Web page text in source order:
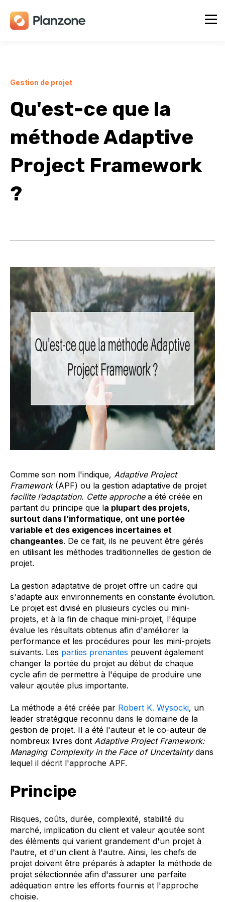
Gestion de projet
Qu'est-ce que la
méthode Adaptive
Project Framework
?
Comme son nom l'indique, Adaptive Project
Framework(APF) ou la gestion adaptative de projet
facilite l’adaptation. Cette approche a été créée en
partant du principe que la plupart des projets,
surtout dans l'informatique, ont une portée
variable et des exigences incertaines et
changeantes. De ce fait, ils ne peuvent être gérés
en utilisant les méthodes traditionnelles de gestion de
projet.
La gestion adaptative de projet offre un cadre qui
s'adapte aux environnements en constante évolution.
Le projet est divisé en plusieurs cycles ou mini-
projets, et à la fin de chaque mini-projet, l'équipe
évalue les résultats obtenus afin d'améliorer la
performance et les procédures pour les mini-projets
suivants. Les parties prenantes peuvent également
changer la portée du projet au début de chaque
cycle afin de permettre à l'équipe de produire une
valeur ajoutée plus importante.
La méthode a été créée par Robert K. Wysocki, un
leader stratégique reconnu dans le domaine de la
gestion de projet. Il a été l'auteur et le co-auteur de
nombreux livres dont Adaptive Project Framework:
Managing Complexity in the Face of Uncertaintydans
lequel il décrit l'approche APF.
Principe
Risques, coûts, durée, complexité, stabilité du
marché, implication du client et valeur ajoutée sont
des éléments qui varient grandement d'un projet à
l'autre, et d'un client à l'autre. Ainsi, les chefs de
projet doivent être préparés à adapter la méthode de
projet sélectionnée afin d'assurer une parfaite
adéquation entre les efforts fournis et l'approche
choisie.